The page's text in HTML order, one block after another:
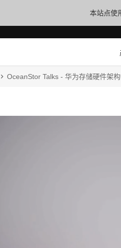
本站点使
OceanStor Talks - 华为存储硬件架